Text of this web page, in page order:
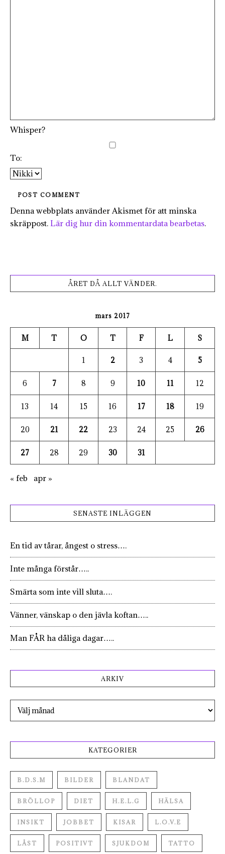
Whisper?
To:
Denna webbplats använder Akismet för att minska
skräppost. Lär dig hur din kommentardata bearbetas.
ÅRET DÅ ALLT VÄNDER.
mars 2017
M T O T F L S
1 2 3 4 5
6 7 8 9 10 11 12
13 14 15 16 17 18 19
20 21 22 23 24 25 26
27 28 29 30 31
« feb apr »
SENASTE INLÄGGEN
En tid av tårar, ångest o stress….
Inte många förstår…..
Smärta som inte vill sluta….
Vänner, vänskap o den jävla koftan…..
Man FÅR ha dåliga dagar…..
ARKIV
Arkiv
KATEGORIER
B.D.S.M BILDER BLANDAT
BRÖLLOP DIET H.E.L.G HÄLSA
INSIKT JOBBET KISAR L.O.V.E
LÅST POSITIVT SJUKDOM TATTO